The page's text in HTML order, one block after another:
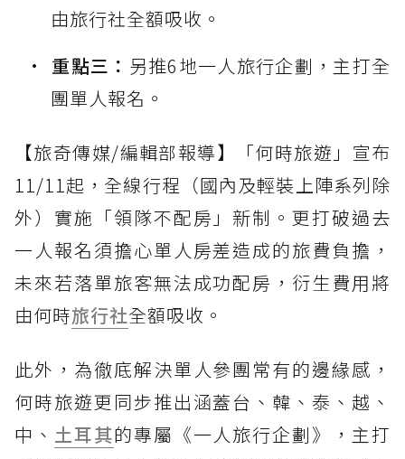
由旅行社全額吸收。
重點三： 另推6地一人旅行企劃，主打全
團單人報名。
【旅奇傳媒/編輯部報導】「何時旅遊」宣布
11/11起，全線行程（國內及輕裝上陣系列除
外）實施「領隊不配房」新制。更打破過去
一人報名須擔心單人房差造成的旅費負擔，
未來若落單旅客無法成功配房，衍生費用將
由何時旅行社全額吸收。
此外，為徹底解決單人參團常有的邊緣感，
何時旅遊更同步推出涵蓋台、韓、泰、越、
中、 土耳其的專屬《一人旅行企劃》，主打